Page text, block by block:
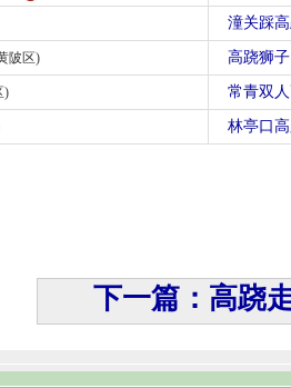
潼关踩
陂区) 高跷狮
) 常青双
林亭口
下一篇：高跷